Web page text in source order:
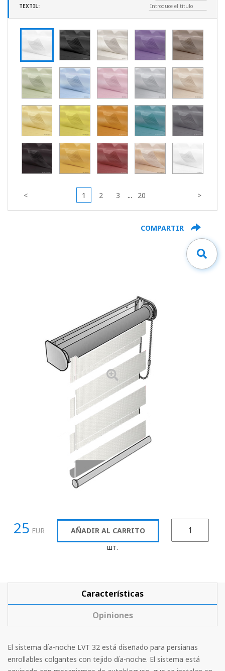
Arrollado
romano
TEXTIL:
< 1 2 3 ... 20 >
COMPARTIR
25 EUR
AÑADIR AL CARRITO
шт.
Características
Opiniones
El sistema día-noche LVT 32 está diseñado para persianas
enrollables colgantes con tejido día-noche. El sistema está